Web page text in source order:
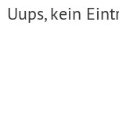
Uups, kein